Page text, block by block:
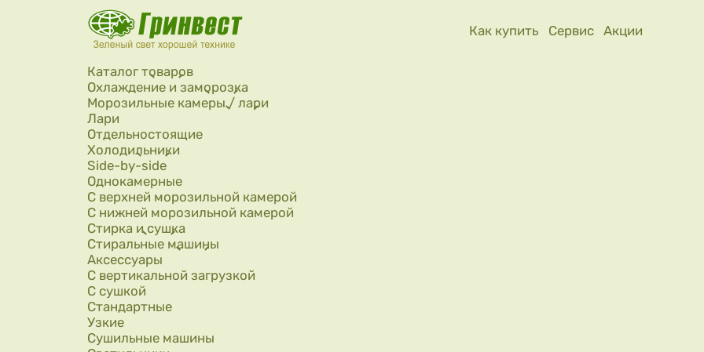
Перейти к основному содержанию
Как купить
Сервис Акции
Каталог товаров
Охлаждение и заморозка
Морозильные камеры / лари
Лари
Отдельностоящие
Холодильники
Side-by-side
Однокамерные
С верхней морозильной камерой
С нижней морозильной камерой
Стирка и сушка
Стиральные машины
Аксессуары
С вертикальной загрузкой
С сушкой
Стандартные
Узкие
Сушильные машины